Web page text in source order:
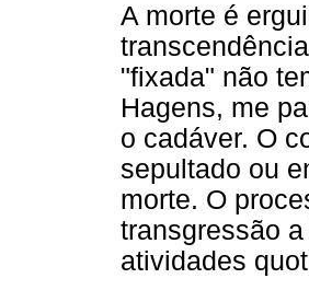
A morte é
"fixada" não
Hagens, me
o cadáver. O
sepultado ou
morte. O
transgressão
atividades